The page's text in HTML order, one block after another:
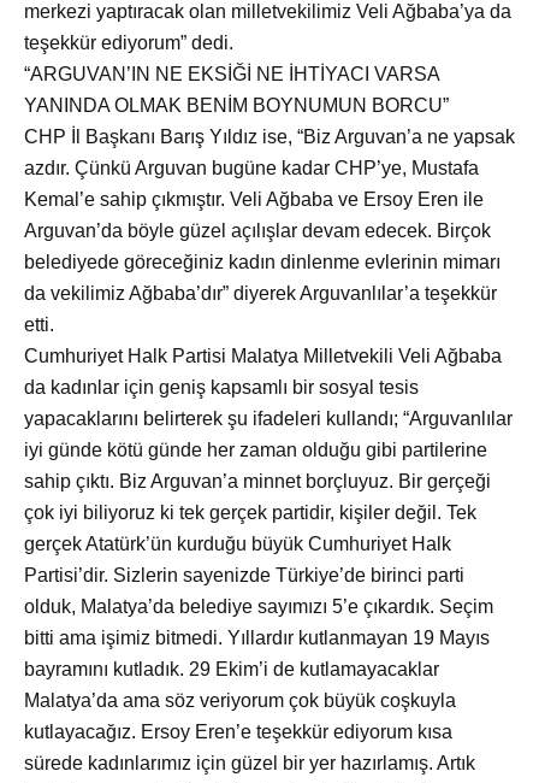
merkezi yaptıracak olan milletvekilimiz Veli Ağbaba’ya da
teşekkür ediyorum” dedi.
“ARGUVAN’IN NE EKSİĞİ NE İHTİYACI VARSA
YANINDA OLMAK BENİM BOYNUMUN BORCU”
CHP İl Başkanı Barış Yıldız ise, “Biz Arguvan’a ne yapsak
azdır. Çünkü Arguvan bugüne kadar CHP’ye, Mustafa
Kemal’e sahip çıkmıştır. Veli Ağbaba ve Ersoy Eren ile
Arguvan’da böyle güzel açılışlar devam edecek. Birçok
belediyede göreceğiniz kadın dinlenme evlerinin mimarı
da vekilimiz Ağbaba’dır” diyerek Arguvanlılar’a teşekkür
etti.
Cumhuriyet Halk Partisi Malatya Milletvekili Veli Ağbaba
da kadınlar için geniş kapsamlı bir sosyal tesis
yapacaklarını belirterek şu ifadeleri kullandı; “Arguvanlılar
iyi günde kötü günde her zaman olduğu gibi partilerine
sahip çıktı. Biz Arguvan’a minnet borçluyuz. Bir gerçeği
çok iyi biliyoruz ki tek gerçek partidir, kişiler değil. Tek
gerçek Atatürk’ün kurduğu büyük Cumhuriyet Halk
Partisi’dir. Sizlerin sayenizde Türkiye’de birinci parti
olduk, Malatya’da belediye sayımızı 5’e çıkardık. Seçim
bitti ama işimiz bitmedi. Yıllardır kutlanmayan 19 Mayıs
bayramını kutladık. 29 Ekim’i de kutlamayacaklar
Malatya’da ama söz veriyorum çok büyük coşkuyla
kutlayacağız. Ersoy Eren’e teşekkür ediyorum kısa
sürede kadınlarımız için güzel bir yer hazırlamış. Artık